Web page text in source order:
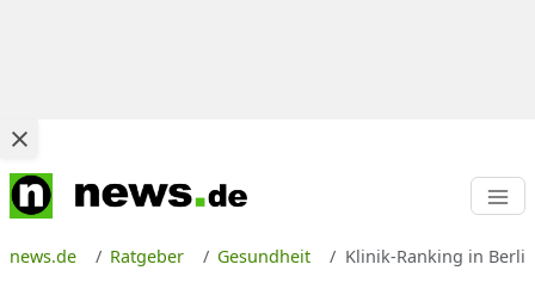
news.de Ratgeber Gesundheit Klinik-Ranking in